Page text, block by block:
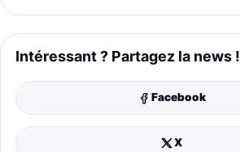
Intéressant ? Partagez la news !
Facebook
X